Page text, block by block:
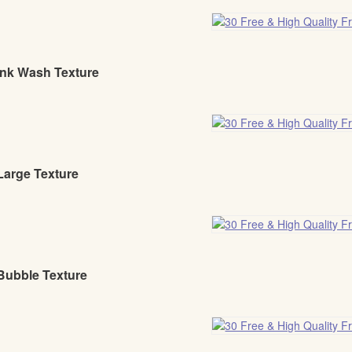
Wash Texture
Texture
Texture